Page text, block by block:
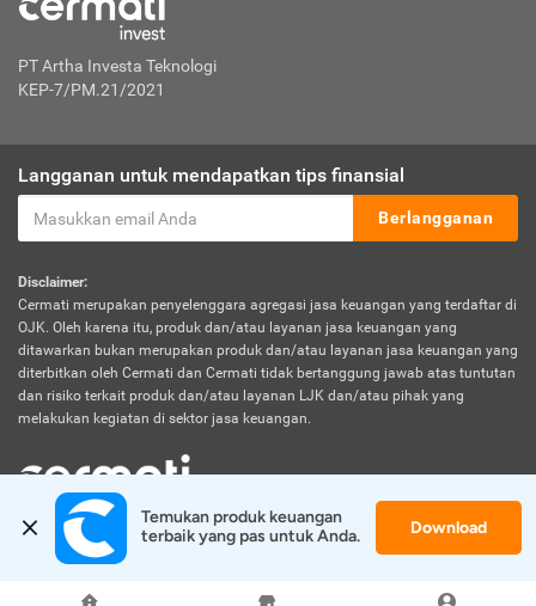
PT Artha Investa Teknologi
KEP-7/PM.21/2021
Langganan untuk mendapatkan tips finansial
Berlangganan
Disclaimer:
Cermati merupakan penyelenggara agregasi jasa keuangan yang terdaftar di
OJK. Oleh karena itu, produk dan/atau layanan jasa keuangan yang
ditawarkan bukan merupakan produk dan/atau layanan jasa keuangan yang
diterbitkan oleh Cermati dan Cermati tidak bertanggung jawab atas tuntutan
dan risiko terkait produk dan/atau layanan LJK dan/atau pihak yang
melakukan kegiatan di sektor jasa keuangan.
© 2026 Cermati. All Rights Reserved.
Temukan produk keuangan
terbaik yang pas untuk Anda.
Download